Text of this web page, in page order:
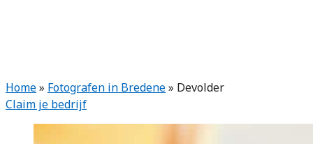
Home» Fotografen in Bredene» Devolder
Claim je bedrijf